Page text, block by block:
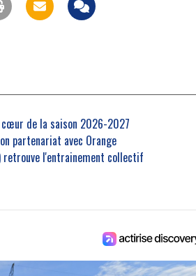
cœur de la saison 2026-2027
partenariat avec Orange
retrouve l'entrainement collectif